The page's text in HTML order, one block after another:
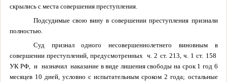
скрылись с места совершения преступления.
Подсудимые свою вину в совершении преступления признали
полностью.
Суд признал одного несовершеннолетнего виновным в
совершении преступлений, предусмотренных
ч. 2 ст. 213, ч. 1 ст. 158
УК РФ,
и назначил наказание в виде лишения свободы на срок 1 год 6
месяцев 10 дней, условно с испытательным сроком 2 года; остальные